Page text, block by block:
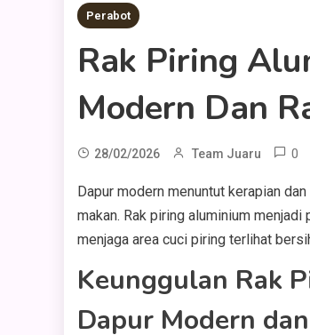
Perabot
Rak Piring
Modern Dan
28/02/2026 Team Juaru 0
Dapur modern menuntut kerapian
makan. Rak piring aluminium
menjaga area cuci piring terlihat
Keunggulan Rak
Dapur Modern